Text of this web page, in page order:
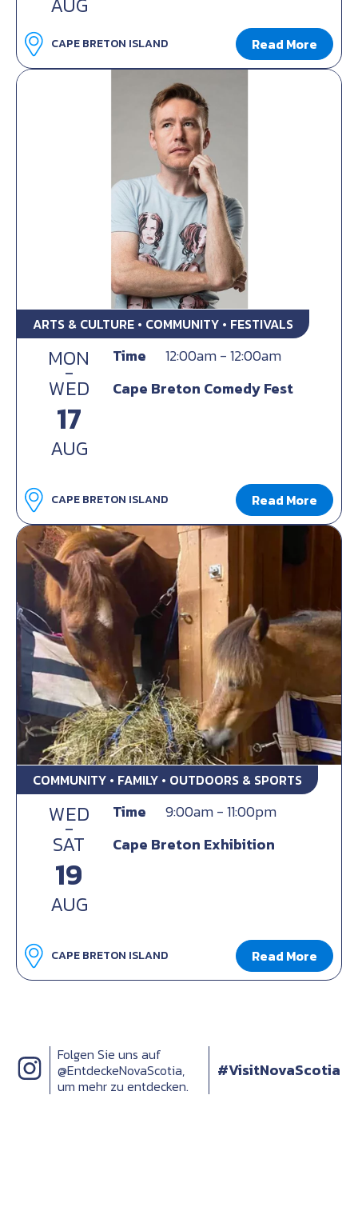
CAPE BRETON ISLAND Read More
ARTS & CULTURE • COMMUNITY • FESTIVALS
MON
-
WED
17
AUG
Time
12:00am - 12:00am
Cape Breton Comedy Fest
CAPE BRETON ISLAND Read More
COMMUNITY • FAMILY • OUTDOORS & SPORTS
WED
-
SAT
19
AUG
Time
9:00am - 11:00pm
Cape Breton Exhibition
CAPE BRETON ISLAND Read More
Folgen Sie uns auf
@EntdeckeNovaScotia,
um mehr zu entdecken.
#VisitNovaScotia